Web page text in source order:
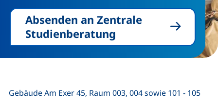
Absenden an Zentrale
Studienberatung
Gebäude Am Exer 45, Raum 003, 004 sowie 101 - 105